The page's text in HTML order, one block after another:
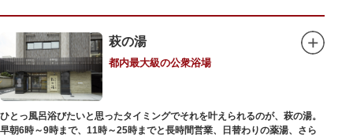
萩の湯
都内最大級の公衆浴場
ひとっ風呂浴びたいと思ったタイミングでそれを叶えられるのが、萩の湯。
早朝6時～9時まで、11時～25時までと長時間営業、日替わりの薬湯、さら